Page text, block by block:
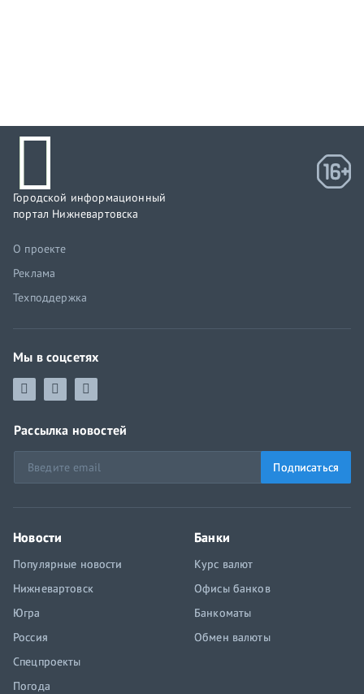
Городской информационный
портал Нижневартовска
О проекте
Реклама
Техподдержка
Мы в соцсетях
Рассылка новостей
Подписаться
Новости
Популярные новости
Нижневартовск
Югра
Россия
Спецпроекты
Погода
Банки
Курс валют
Офисы банков
Банкоматы
Обмен валюты